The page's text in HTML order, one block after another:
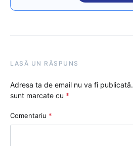
LASĂ UN RĂSPUNS
Adresa ta de email nu va fi publicată.
sunt marcate cu *
Comentariu *